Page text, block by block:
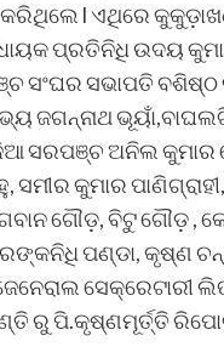
l ଏଥିରେ
ପ୍ରତିନିଧି ଉଦୟ କୁମାର
ସଭାପତି ବଶିଷ୍ଠ
ଜଗନ୍ନାଥ
ସରପଞ୍ଚ ଅନିଲ
ସମୀର କୁମାର
ଗୌଡ଼, ବିଟୁ ଗୌଡ଼ ,
ରଙ୍କନିଧି ପଣ୍ଡା, କୃଷ୍ଣ
ରୁ ପି.କୃଷ୍ଣମୂର୍ତ୍ତି